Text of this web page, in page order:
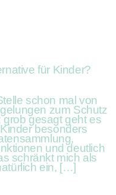
für Kinder?
schon mal von
zum Schutz
gesagt geht es
besonders
und deutlich
schränkt mich als
ein, […]